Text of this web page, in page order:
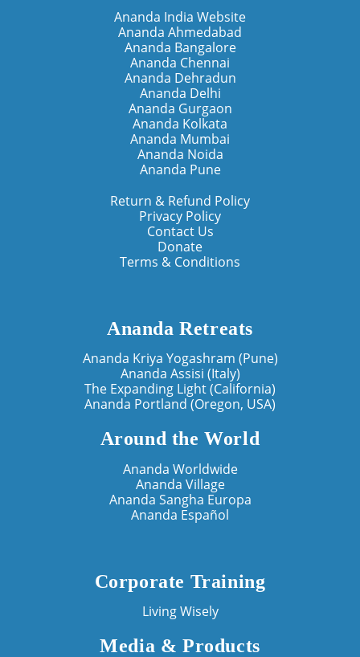
Ananda India Website
Ananda Ahmedabad
Ananda Bangalore
Ananda Chennai
Ananda Dehradun
Ananda Delhi
Ananda Gurgaon
Ananda Kolkata
Ananda Mumbai
Ananda Noida
Ananda Pune
Return & Refund Policy
Privacy Policy
Contact Us
Donate
Terms & Conditions
Ananda Retreats
Ananda Kriya Yogashram (Pune)
Ananda Assisi (Italy)
The Expanding Light (California)
Ananda Portland (Oregon, USA)
Around the World
Ananda Worldwide
Ananda Village
Ananda Sangha Europa
Ananda Español
Corporate Training
Living Wisely
Media & Products